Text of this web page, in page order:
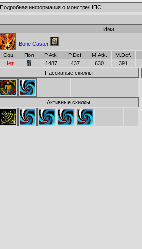
Подробная информация о монстре/НПС
Имя
Bone Caster
Соц.
Пол P.Atk. P.Def. M.Atk.
M.Def.
Нет
1487 437 630
391
Пассивные скиллы
Активные скиллы